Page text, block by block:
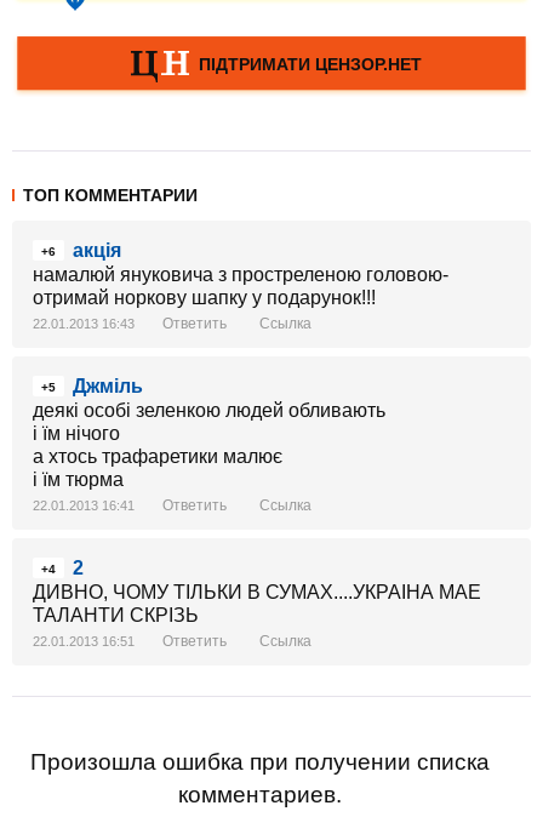
ТОП КОММЕНТАРИИ
+6
акцiя
намалюй януковича з простреленою головою-
отримай норкову шапку у подарунок!!!
22.01.2013 16:43 Ответить Ссылка
+5
Джміль
деякі особі зеленкою людей обливають
і їм нічого
а хтось трафаретики малює
і їм тюрма
22.01.2013 16:41 Ответить Ссылка
+4
2
ДИВНО, ЧОМУ ТIЛЬКИ В СУМАХ....УКРАIНА МАЕ
ТАЛАНТИ СКРIЗЬ
22.01.2013 16:51 Ответить Ссылка
Произошла ошибка при получении списка
комментариев.